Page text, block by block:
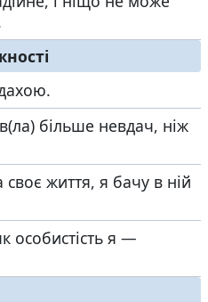
більше невдач, ніж
життя, я бачу в ній
особистість я —